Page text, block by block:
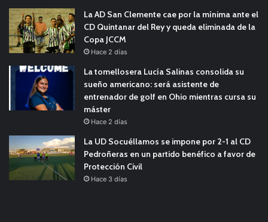
La AD San Clemente cae por la mínima ante el
CD Quintanar del Rey y queda eliminada de la
Copa JCCM
Hace 2 días
La tomellosera Lucía Salinas consolida su
sueño americano: será asistente de
entrenador de golf en Ohio mientras cursa su
máster
Hace 2 días
La UD Socuéllamos se impone por 2-1 al CD
Pedroñeras en un partido benéfico a favor de
Protección Civil
Hace 3 días